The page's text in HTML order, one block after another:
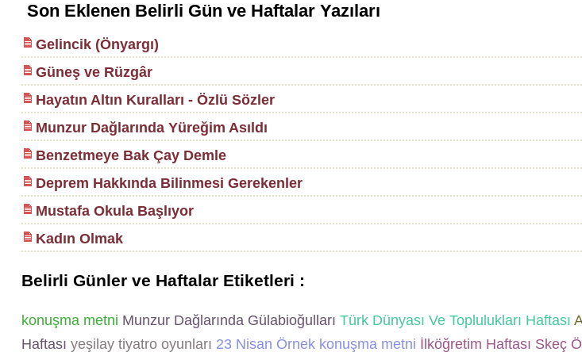
Son Eklenen Belirli Gün ve Haftalar Yazıları
Gelincik (Önyargı)
Güneş ve Rüzgâr
Hayatın Altın Kuralları - Özlü Sözler
Munzur Dağlarında Yüreğim Asıldı
Benzetmeye Bak Çay Demle
Deprem Hakkında Bilinmesi Gerekenler
Mustafa Okula Başlıyor
Kadın Olmak
Belirli Günler ve Haftalar Etiketleri :
konuşma metni Munzur Dağlarında Gülabioğulları Türk Dünyası Ve Toplulukları Haftası
Haftası yeşilay tiyatro oyunları 23 Nisan Örnek konuşma metni İlköğretim Haftası Skeç